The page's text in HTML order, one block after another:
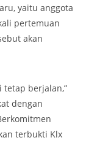
yaitu anggota
pertemuan
akan
tetap berjalan,”
dengan
terbukti Klx